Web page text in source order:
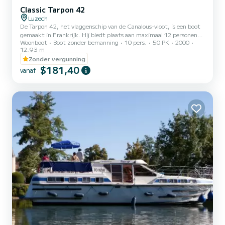
Classic Tarpon 42
Luzech
De Tarpon 42, het vlaggenschip van de Canalous-vloot, is een boot
gemaakt in Frankrijk. Hij biedt plaats aan maximaal 12 personen
aan boord, maar is comfortabeler voor 8 tot 10 personen. Hij
bestaat uit 4 hutten : 1 voorkajuit met 1 tweepersoonsbed en 1
eenpersoonsbed, 1 middenkajuit met 1 tweepersoonsbed, 1
dubbele achterkajuit aan bakboord en 1 achterkajuit aan
stuurboord met 2 eenpersoonsstapelbedden en 1 eenpersoonsbed
tweepersoons...
Woonboot Boot zonder bemanning 10 pers. 50 PK
2000
12.93 m
Zonder vergunning
vanaf $181,40